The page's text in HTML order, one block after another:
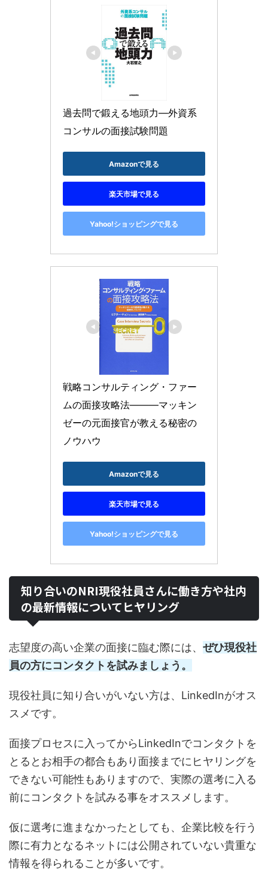
過去問で鍛える地頭力―外資系
コンサルの面接試験問題
Amazonで見る
楽天市場で見る
Yahoo!ショッピングで見る
戦略コンサルティング・ファー
ムの面接攻略法―――マッキン
ゼーの元面接官が教える秘密の
ノウハウ
Amazonで見る
楽天市場で見る
Yahoo!ショッピングで見る
知り合いのNRI現役社員さんに働き方や社内
の最新情報についてヒヤリング
志望度の高い企業の面接に臨む際には、 ぜひ現役社
員の方にコンタクトを試みましょう。
現役社員に知り合いがいない方は、LinkedInがオス
スメです。
面接プロセスに入ってからLinkedInでコンタクトを
とるとお相手の都合もあり面接までにヒヤリングを
できない可能性もありますので、実際の選考に入る
前にコンタクトを試みる事をオススメします。
仮に選考に進まなかったとしても、企業比較を行う
際に有力となるネットには公開されていない貴重な
情報を得られることが多いです。